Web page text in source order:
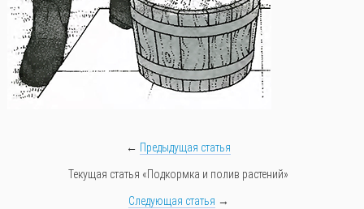
← Предыдущая статья
Текущая статья «Подкормка и полив растений»
Следующая статья →